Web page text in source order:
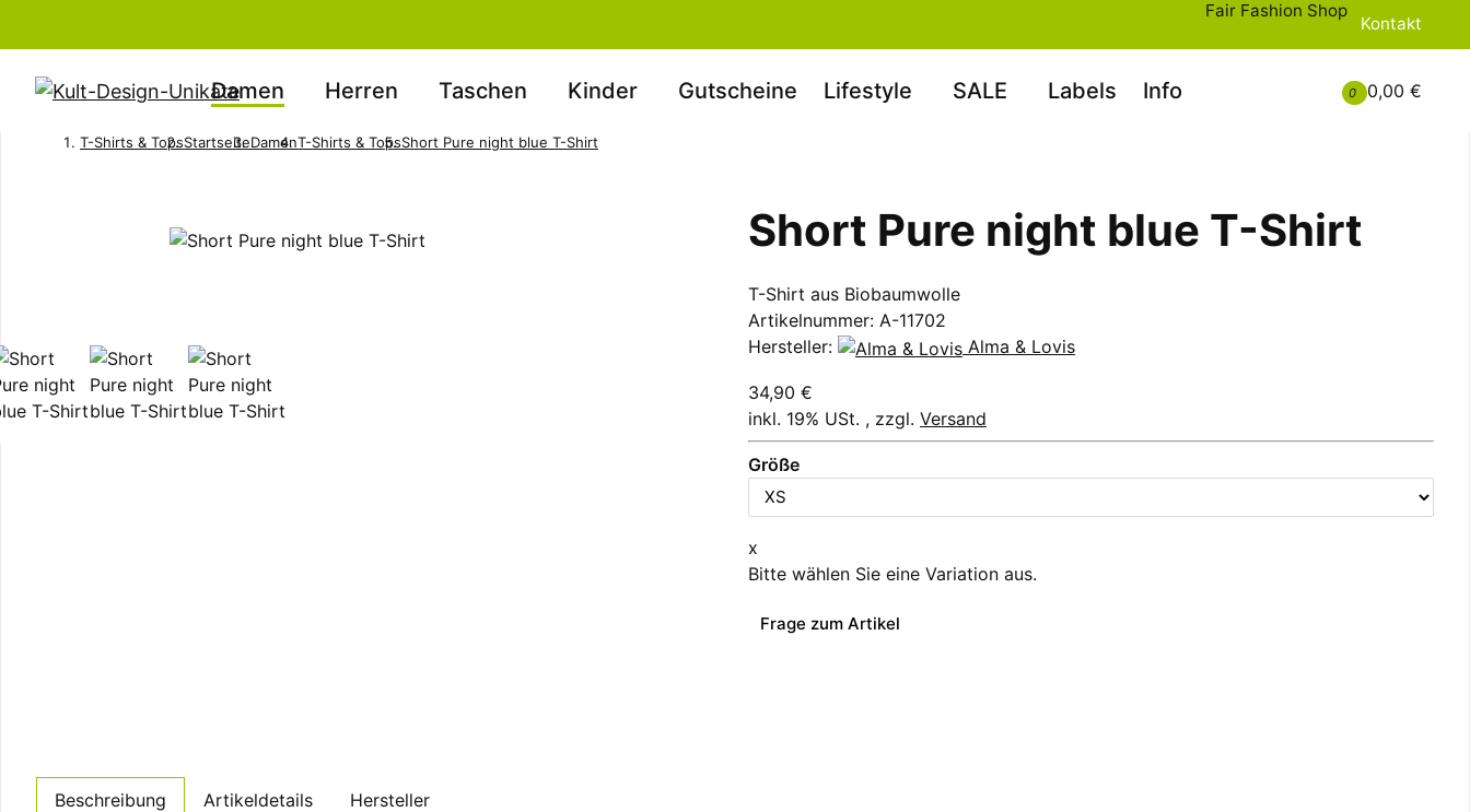
Kontakt
Fair Fashion Shop
0 0,00 €
Damen Herren Taschen Kinder Gutscheine Lifestyle SALE Labels Info
T-Shirts & TopsStartseiteDamenT-Shirts & TopsShort Pure night blue T-Shirt
Short Pure night blue T-Shirt
T-Shirt aus Biobaumwolle
Artikelnummer: A-11702
Hersteller:
Alma & Lovis
34,90 €
inkl. 19% USt. , zzgl. Versand
Größe
x
Bitte wählen Sie eine Variation aus.
Frage zum Artikel
Beschreibung Artikeldetails
Hersteller